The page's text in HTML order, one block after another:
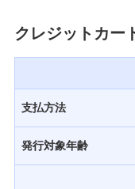
貯める・増やす
備える
相続・保険
学ぶ・考える
クレジットカー
支払方法
発行対象年齢